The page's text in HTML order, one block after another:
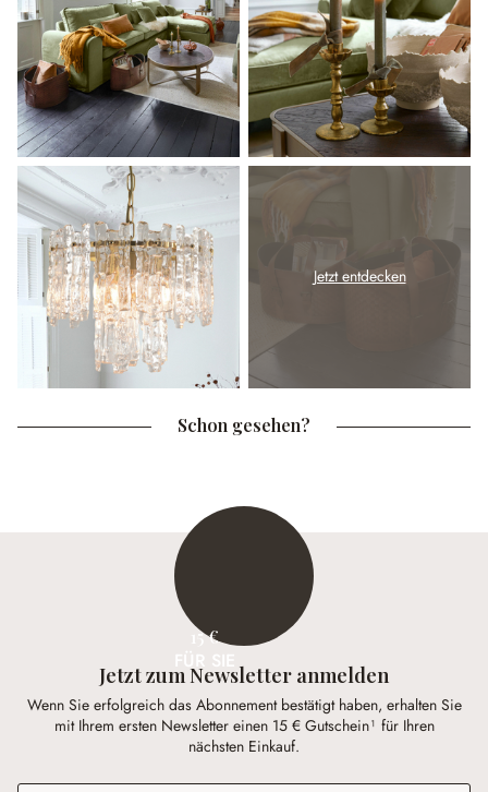
Jetzt entdecken
Schon gesehen?
15 €
Jetzt zum Newsletter anmelden
Wenn Sie erfolgreich das Abonnement bestätigt haben, erhalten Sie
mit Ihrem ersten Newsletter einen 15 € Gutschein¹ für Ihren
nächsten Einkauf.